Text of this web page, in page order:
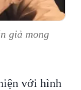
giả mong
với hình